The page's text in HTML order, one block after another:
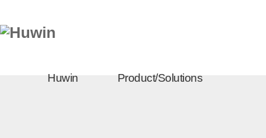
Huwin Product/Solutions